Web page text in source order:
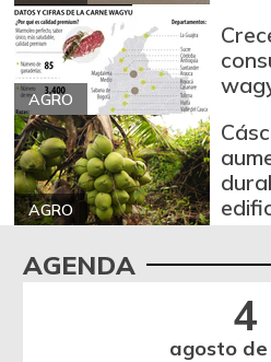
AGRO
AGRO
AGENDA
4
agosto